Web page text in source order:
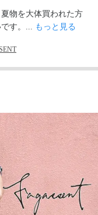
物を大体買われた方
す。... もっと見る